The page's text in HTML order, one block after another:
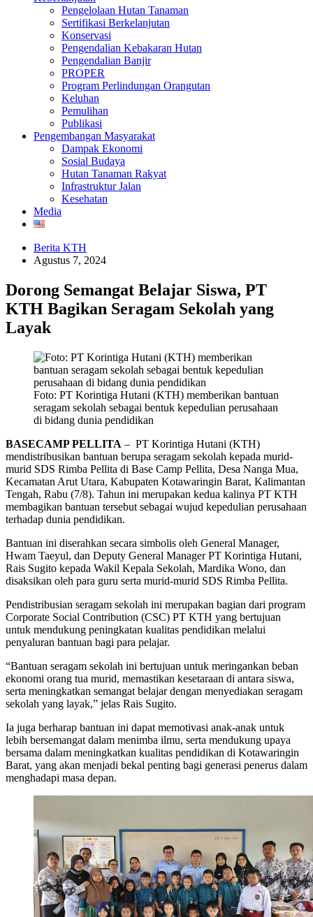
Pengelolaan Hutan Tanaman
Sertifikasi Berkelanjutan
Konservasi
Pengendalian Kebakaran Hutan
Pengendalian Banjir
PROPER
Program Perlindungan Orangutan
Keluhan
Pemulihan
Publikasi
Pengembangan Masyarakat
Dampak Ekonomi
Sosial Budaya
Hutan Tanaman Rakyat
Infrastruktur Jalan
Kesehatan
Media
Berita KTH
Agustus 7, 2024
Dorong Semangat Belajar Siswa, PT
KTH Bagikan Seragam Sekolah yang
Layak
Foto: PT Korintiga Hutani (KTH) memberikan bantuan
seragam sekolah sebagai bentuk kepedulian perusahaan
di bidang dunia pendidikan
BASECAMP PELLITA – PT Korintiga Hutani (KTH)
mendistribusikan bantuan berupa seragam sekolah kepada murid-
murid SDS Rimba Pellita di Base Camp Pellita, Desa Nanga Mua,
Kecamatan Arut Utara, Kabupaten Kotawaringin Barat, Kalimantan
Tengah, Rabu (7/8). Tahun ini merupakan kedua kalinya PT KTH
membagikan bantuan tersebut sebagai wujud kepedulian perusahaan
terhadap dunia pendidikan.
Bantuan ini diserahkan secara simbolis oleh General Manager,
Hwam Taeyul, dan Deputy General Manager PT Korintiga Hutani,
Rais Sugito kepada Wakil Kepala Sekolah, Mardika Wono, dan
disaksikan oleh para guru serta murid-murid SDS Rimba Pellita.
Pendistribusian seragam sekolah ini merupakan bagian dari program
Corporate Social Contribution (CSC) PT KTH yang bertujuan
untuk mendukung peningkatan kualitas pendidikan melalui
penyaluran bantuan bagi para pelajar.
“Bantuan seragam sekolah ini bertujuan untuk meringankan beban
ekonomi orang tua murid, memastikan kesetaraan di antara siswa,
serta meningkatkan semangat belajar dengan menyediakan seragam
sekolah yang layak,” jelas Rais Sugito.
Ia juga berharap bantuan ini dapat memotivasi anak-anak untuk
lebih bersemangat dalam menimba ilmu, serta mendukung upaya
bersama dalam meningkatkan kualitas pendidikan di Kotawaringin
Barat, yang akan menjadi bekal penting bagi generasi penerus dalam
menghadapi masa depan.